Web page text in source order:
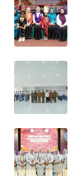
METRO
JAKARTA
NEWS
KRT
NEWS
JURNAL
MARITIM